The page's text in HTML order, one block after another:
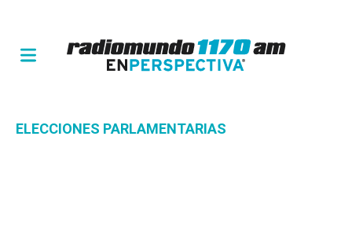
ELECCIONES PARLAMENTARIAS